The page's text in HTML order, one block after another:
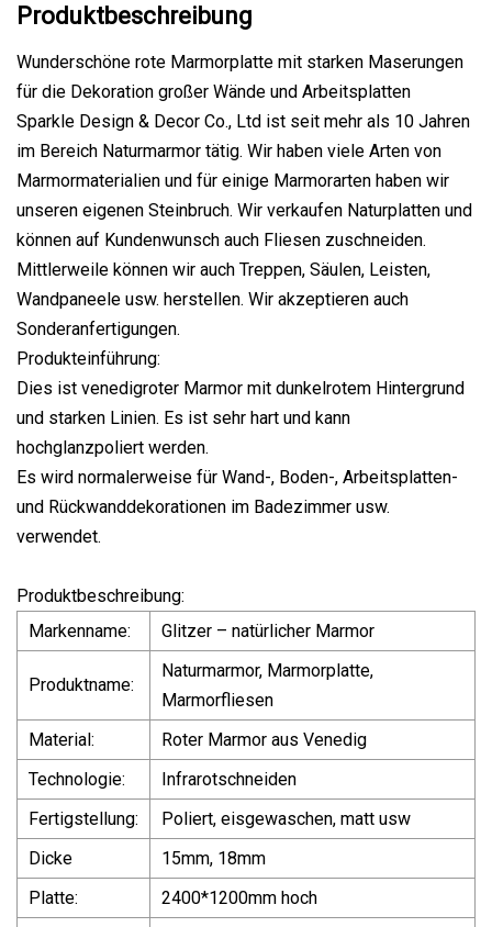
Produktbeschreibung
Wunderschöne rote Marmorplatte mit starken Maserungen
für die Dekoration großer Wände und Arbeitsplatten
Sparkle Design & Decor Co., Ltd ist seit mehr als 10 Jahren
im Bereich Naturmarmor tätig. Wir haben viele Arten von
Marmormaterialien und für einige Marmorarten haben wir
unseren eigenen Steinbruch. Wir verkaufen Naturplatten und
können auf Kundenwunsch auch Fliesen zuschneiden.
Mittlerweile können wir auch Treppen, Säulen, Leisten,
Wandpaneele usw. herstellen. Wir akzeptieren auch
Sonderanfertigungen.
Produkteinführung:
Dies ist venedigroter Marmor mit dunkelrotem Hintergrund
und starken Linien. Es ist sehr hart und kann
hochglanzpoliert werden.
Es wird normalerweise für Wand-, Boden-, Arbeitsplatten-
und Rückwanddekorationen im Badezimmer usw.
verwendet.
Produktbeschreibung:
Markenname:
Glitzer – natürlicher Marmor
Produktname:
Naturmarmor, Marmorplatte,
Marmorfliesen
Material:
Roter Marmor aus Venedig
Technologie:
Infrarotschneiden
Fertigstellung:
Poliert, eisgewaschen, matt usw
Dicke
15mm, 18mm
Platte:
2400*1200mm hoch